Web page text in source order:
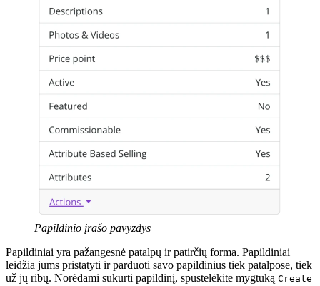
Papildinio įrašo pavyzdys
Papildiniai yra pažangesnė patalpų ir patirčių forma. Papildiniai
leidžia jums pristatyti ir parduoti savo papildinius tiek patalpose, tiek
už jų ribų. Norėdami sukurti papildinį, spustelėkite mygtuką Create